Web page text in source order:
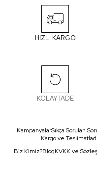
HIZLI KARGO
KOLAY İADE
KampanyalarSıkça Sorulan
Kargo ve Teslimat
Biz Kimiz?BlogKVKK ve